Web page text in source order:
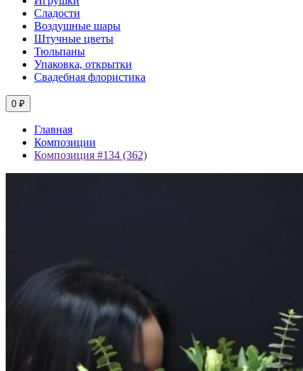
Сладости
Воздушные шары
Штучные цветы
Тюльпаны
Упаковка, открытки
Свадебная флористика
0 ₽
Главная
Композиции
Композиция #134 (362)